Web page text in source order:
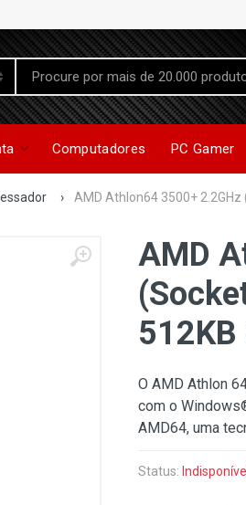
Computadores PC Gamer
› AMD Athlon64 3500+
AMD
O AMD Athlon
com o
AMD64, uma
Status: Indisponível